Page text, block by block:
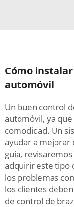
Cómo
automóvil
Un buen control
automóvil, ya
comodidad. Un
ayudar a mejorar
guía,
adquirir este tipo
los problemas
los clientes
de control de